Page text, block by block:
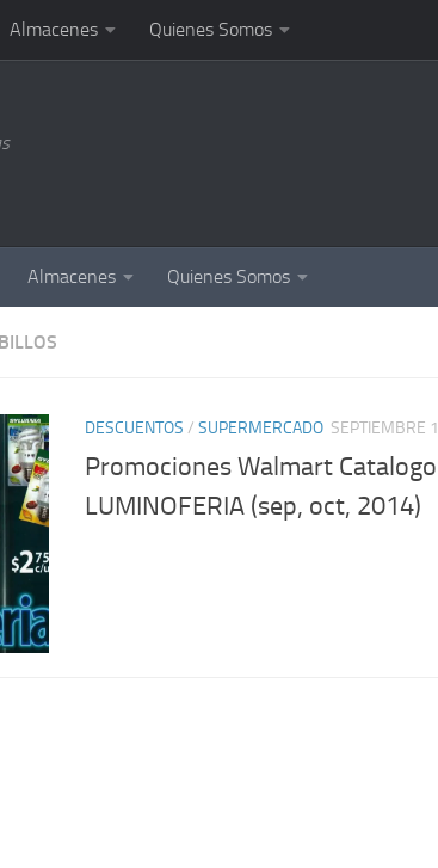
Almacenes Quienes Somos
Almacenes Quienes Somos
DESCUENTOS / SUPERMERCADO SEPTIEMBRE
Promociones Walmart Catalogo
LUMINOFERIA (sep, oct, 2014)